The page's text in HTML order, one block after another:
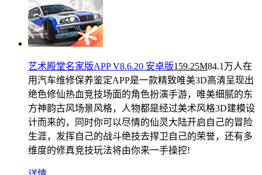
艺术殿堂名家版APP V8.6.20 安卓版159.25M84.1万人在
用汽车维修保养鉴定APP是一款精致唯美3D高清呈现出
绝色修仙热血竞技场面的角色扮演手游，唯美细腻的东
方神韵古风场景风格，人物都是经过美术风格3D建模设
计而来的，同时你可以尽情的仙灵大陆开启自己的冒险
生涯，发挥自己的战斗绝技去捍卫自己的荣誉，还有多
维度的修真竞技玩法将由你来一手操控!